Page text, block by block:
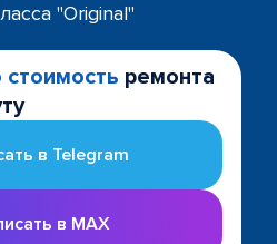
"Original"
ремонта
в Telegram
в MAX